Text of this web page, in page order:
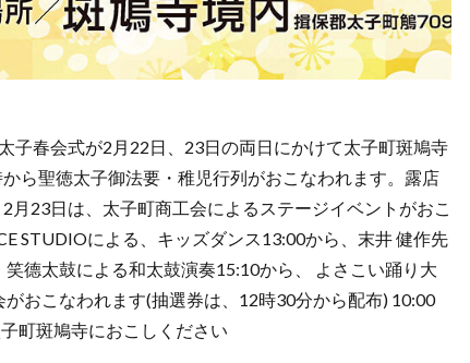
子春会式が2月22日、23日の両日にかけて太子町斑鳩寺
ら聖徳太子御法要・稚児行列がおこなわれます。露店
月23日は、太子町商工会によるステージイベントがおこ
STUDIOによる、キッズダンス13:00から、末井 健作先
德太鼓による和太鼓演奏15:10から、 よさこい踊り大
おこなわれます(抽選券は、12時30分から配布) 10:00
町斑鳩寺におこしください